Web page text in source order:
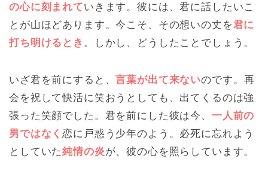
の心に刻まれていきます。彼には、君に話したいこ
とが山ほどあります。今こそ、その想いの丈を君に
打ち明けるとき 。しかし、どうしたことでしょう。
いざ君を前にすると、言葉が出て来ないのです。再
会を祝して快活に笑おうとしても、出てくるのは強
張った笑顔でした。君を前にした彼は今、 一人前の
男ではなく恋に戸惑う少年のよう。必死に忘れよう
としていた純情の炎が、彼の心を照らしています。